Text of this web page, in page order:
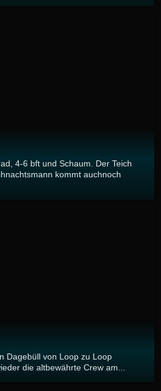
4-6 bft und Schaum. Der Teich
kommt auchnoch
Dagebüll von Loop zu Loop
die altbewährte Crew am...